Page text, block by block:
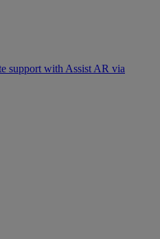
support with Assist AR via